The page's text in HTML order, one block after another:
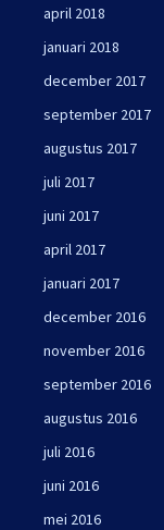
april 2018
januari 2018
december 2017
september 2017
augustus 2017
juli 2017
juni 2017
april 2017
januari 2017
december 2016
november 2016
september 2016
augustus 2016
juli 2016
juni 2016
mei 2016